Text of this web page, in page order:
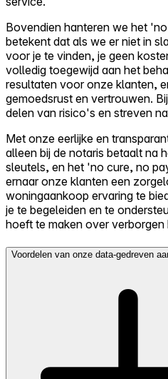
Bovendien hanteren we het
betekent dat als we er niet in
voor je te vinden, je geen
volledig toegewijd aan het
resultaten voor onze klanten,
gemoedsrust en vertrouwen.
delen van risico's en streven
Met onze eerlijke en
alleen bij de notaris betaalt na
sleutels, en het 'no cure, no
ernaar onze klanten een
woningaankoop ervaring te
je te begeleiden en te
hoeft te maken over
Voordelen van onze data-gedreven